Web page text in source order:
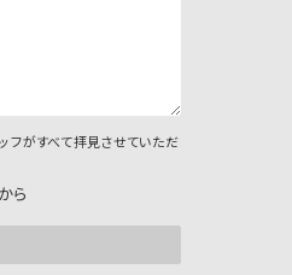
フがすべて拝見させていただ
から